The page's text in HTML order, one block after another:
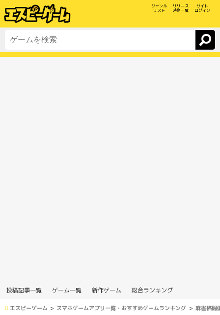
ジャンル
リスト
リリース
時期一覧
サイト
ログイン
投稿記事一覧 ゲーム一覧 新作ゲーム 総合ランキング
エスピーゲーム スマホゲームアプリ一覧・おすすめゲームランキング 麻雀格闘